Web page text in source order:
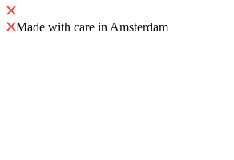
Made with care in Amsterdam